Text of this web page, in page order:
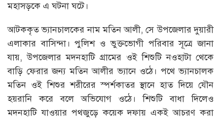
মহাসড়কে এ ঘটনা ঘটে।
আটককৃত ভ্যানচালকের নাম মতিন আলী, সে উপজেলার দুয়ারী
এলাকার বাসিন্দা। পুলিশ ও ভুক্তভোগী পরিবার সূত্রে জানা
যায়, উপজেলার মদনহাটি গ্রামের ওই শিশুটি নওহাটা থেকে
বাড়ি ফেরার জন্য মতিন আলীর ভ্যানে ওঠে। পথে ভ্যানচালক
মতিন ওই শিশুর শরীরের স্পর্শকাতর স্থানে হাত দিয়ে যৌন
হয়রানি করে বলে অভিযোগ ওঠে। শিশুটি বাধা দিলেও
মদনহাটি যাওয়ার পথজুড়ে কয়েক দফায় একই আচরণ করা